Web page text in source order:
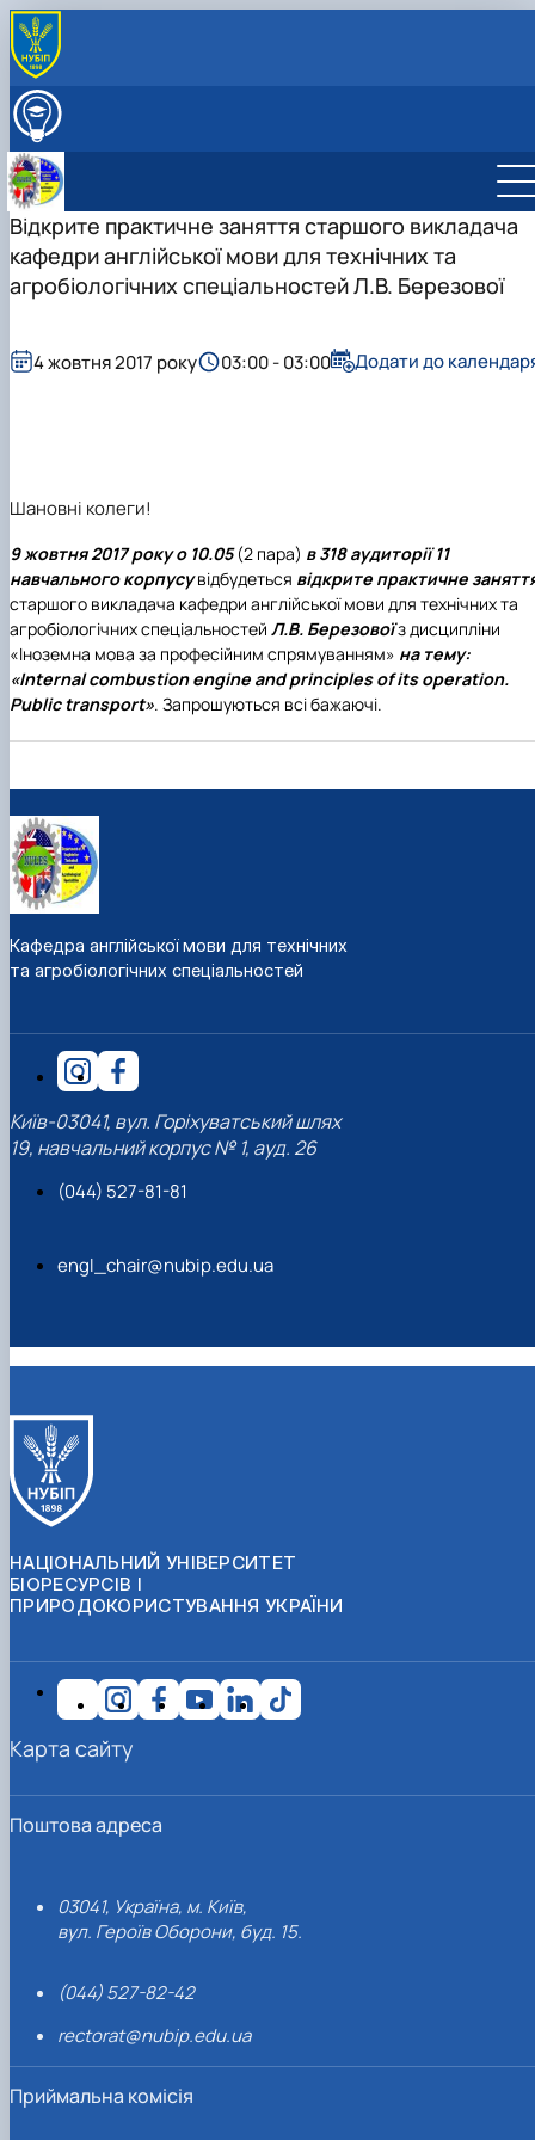
ПРО КАФЕДРУ
Профорієнтаційна робота кафедри
Науково-дослідна лабораторія «Науково-
перекладу»
ОСВІТНІЙ ПРОЦЕС
НАУКОВА РОБОТА
СКЛАД КАФЕДРИ
ГУРТКИ
Студентський науковий гурток "Сучасна
мова науково-технічного спряму…
фахових текстів"
Відкрите практичне заняття старшого викладача
кафедри англійської мови для технічних та
агробіологічних спеціальностей Л.В. Березової
Шановні колеги!
9 жовтня 2017 року о 10.05(2 пара) в 318 аудиторії 11
навчального корпусувідбудеться відкрите практичне
старшого викладача кафедри англійської мови для технічних та
агробіологічних спеціальностей Л.В. Березовоїз дисципліни
«Іноземна мова за професійним спрямуванням» на тему:
«Internal combustion engine and principles of its operation.
Public transport». Запрошуються всі бажаючі.
4 жовтня 2017 року 03:00 - 03:00 Додати до
Кафедра англійської мови для технічних
та агробіологічних спеціальностей
Київ-03041, вул. Горіхуватський шлях
19, навчальний корпус № 1, ауд. 26
(044) 527-81-81
engl_chair@nubip.edu.ua
НАЦІОНАЛЬНИЙ УНІВЕРСИТЕТ
БІОРЕСУРСІВ І
ПРИРОДОКОРИСТУВАННЯ УКРАЇНИ
Поштова адреса
03041, Україна, м. Київ,
вул. Героїв Оборони, буд. 15.
(044) 527-82-42
rectorat@nubip.edu.ua
Приймальна комісія
Карта сайту